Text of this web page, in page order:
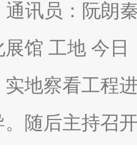
通讯员：阮朗
馆 工地 今
地察看工程
随后主持召